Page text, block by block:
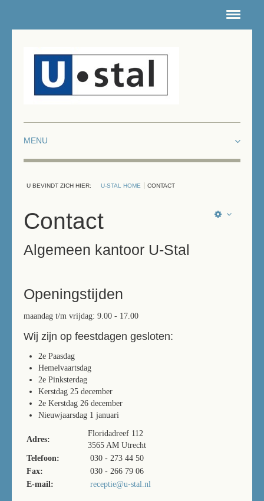
NIEUWSARCHIEF
CONTACT
INTRANET
WERKEN & LEREN
U BEVINDT ZICH HIER: U-STAL HOME CONTACT
Contact
Algemeen kantoor U-Stal
Openingstijden
maandag t/m vrijdag: 9.00 - 17.00
Wij zijn op feestdagen gesloten:
2e Paasdag
Hemelvaartsdag
2e Pinksterdag
Kerstdag 25 december
2e Kerstdag 26 december
Nieuwjaarsdag 1 januari
Adres:
Floridadreef 112
3565 AM Utrecht
Telefoon:
030 - 273 44 50
Fax:
030 - 266 79 06
E-mail:
receptie@u-stal.nl